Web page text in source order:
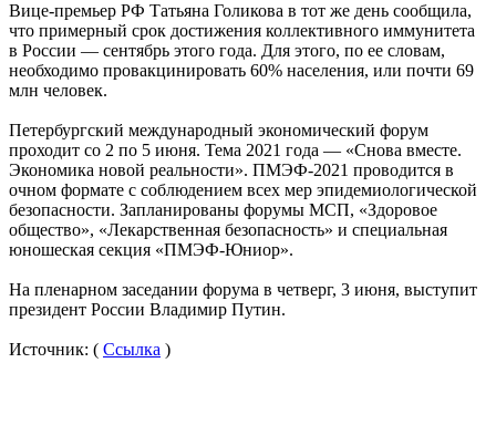
Вице-премьер РФ Татьяна Голикова в тот же день сообщила,
что примерный срок достижения коллективного иммунитета
в России — сентябрь этого года. Для этого, по ее словам,
необходимо провакцинировать 60% населения, или почти 69
млн человек.
Петербургский международный экономический форум
проходит со 2 по 5 июня. Тема 2021 года — «Снова вместе.
Экономика новой реальности». ПМЭФ-2021 проводится в
очном формате с соблюдением всех мер эпидемиологической
безопасности. Запланированы форумы МСП, «Здоровое
общество», «Лекарственная безопасность» и специальная
юношеская секция «ПМЭФ-Юниор».
На пленарном заседании форума в четверг, 3 июня, выступит
президент России Владимир Путин.
Источник: ( Ссылка )